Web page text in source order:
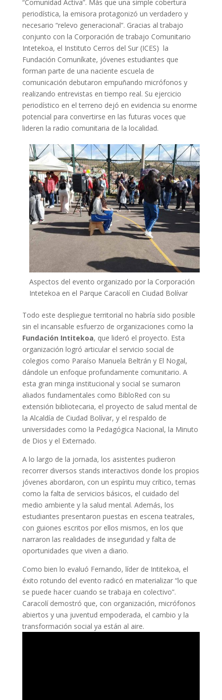
“Comunidad Activa”. Más que una simple cobertura
periodística, la emisora protagonizó un verdadero y
necesario “relevo generacional”. Gracias al trabajo
conjunto con la Corporación de trabajo Comunitario
Intetekoa, el Instituto Cerros del Sur (ICES) la
Fundación Comuníkate, jóvenes estudiantes que
forman parte de una naciente escuela de
comunicación debutaron empuñando micrófonos y
realizando entrevistas en tiempo real. Su ejercicio
periodístico en el terreno dejó en evidencia su enorme
potencial para convertirse en las futuras voces que
lideren la radio comunitaria de la localidad.
Aspectos del evento organizado por la Corporación
Intetekoa en el Parque Caracolí en Ciudad Bolívar
Todo este despliegue territorial no habría sido posible
sin el incansable esfuerzo de organizaciones como la
Fundación Intitekoa, que lideró el proyecto. Esta
organización logró articular el servicio social de
colegios como Paraíso Manuela Beltrán y El Nogal,
dándole un enfoque profundamente comunitario. A
esta gran minga institucional y social se sumaron
aliados fundamentales como BibloRed con su
extensión bibliotecaria, el proyecto de salud mental de
la Alcaldía de Ciudad Bolívar, y el respaldo de
universidades como la Pedagógica Nacional, la Minuto
de Dios y el Externado.
A lo largo de la jornada, los asistentes pudieron
recorrer diversos stands interactivos donde los propios
jóvenes abordaron, con un espíritu muy crítico, temas
como la falta de servicios básicos, el cuidado del
medio ambiente y la salud mental. Además, los
estudiantes presentaron puestas en escena teatrales,
con guiones escritos por ellos mismos, en los que
narraron las realidades de inseguridad y falta de
oportunidades que viven a diario.
Como bien lo evaluó Fernando, líder de Intitekoa, el
éxito rotundo del evento radicó en materializar “lo que
se puede hacer cuando se trabaja en colectivo”.
Caracolí demostró que, con organización, micrófonos
abiertos y una juventud empoderada, el cambio y la
transformación social ya están al aire.